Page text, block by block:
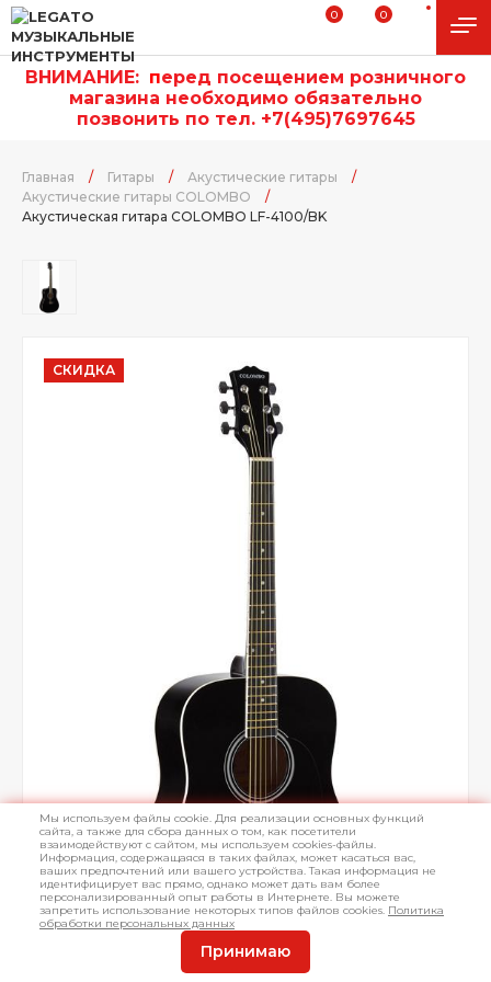
0 0
ВНИМАНИЕ: перед посещением розничного
магазина необходимо обязательно
позвонить по тел. +7(495)7697645
Главная / Гитары / Акустические гитары
/
Акустические гитары COLOMBO
/
Акустическая гитара COLOMBO LF-4100/BK
СКИДКА
Мы используем файлы cookie. Для реализации основных функций
сайта, а также для сбора данных о том, как посетители
взаимодействуют с сайтом, мы используем cookies-файлы.
Информация, содержащаяся в таких файлах, может касаться вас,
ваших предпочтений или вашего устройства. Такая информация не
идентифицирует вас прямо, однако может дать вам более
персонализированный опыт работы в Интернете. Вы можете
запретить использование некоторых типов файлов cookies. Политика
обработки персональных данных
Принимаю